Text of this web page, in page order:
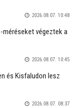
2026.08.07. 10:48
méréseket végeztek a
2026.08.07. 10:45
és Kisfaludon lesz
2026.08.07. 08:37